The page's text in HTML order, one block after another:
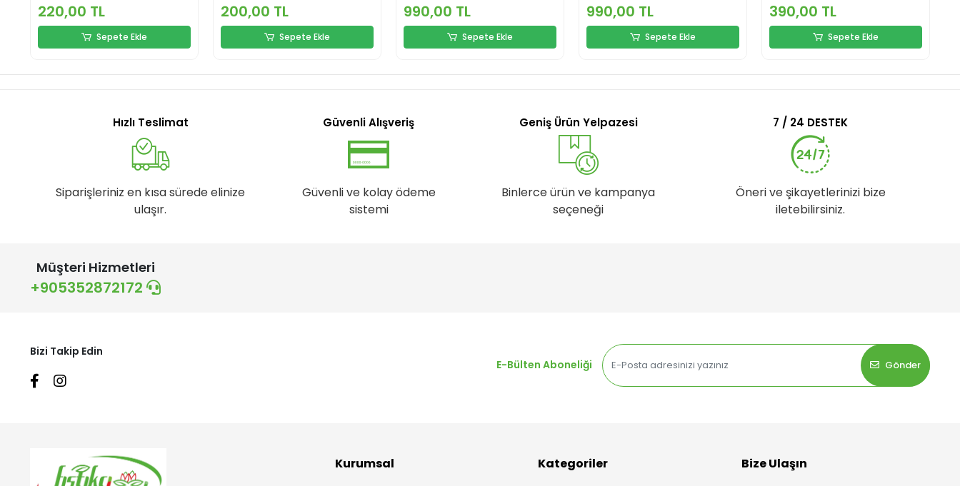
220,00 TL
Sepete Ekle
200,00 TL
Sepete Ekle
990,00 TL
Sepete Ekle
990,00 TL
Sepete Ekle
390,00 TL
Sepete Ekle
Hızlı Teslimat
Siparişleriniz en kısa sürede elinize
ulaşır.
Güvenli Alışveriş
Güvenli ve kolay ödeme
sistemi
Geniş Ürün Yelpazesi
Binlerce ürün ve kampanya
seçeneği
7 / 24 DESTEK
Öneri ve şikayetlerinizi bize
iletebilirsiniz.
Müşteri Hizmetleri
+905352872172
Bizi Takip Edin
E-Bülten Aboneliği
Gönder
Kurumsal Kategoriler Bize Ulaşın